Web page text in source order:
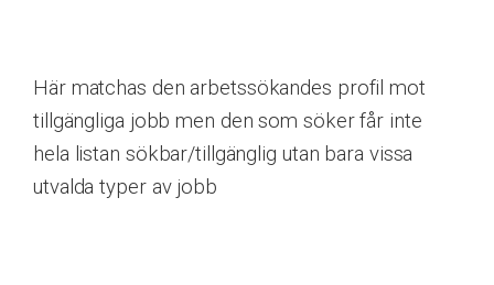
Här matchas den arbetssökandes profil mot
tillgängliga jobb men den som söker får inte
hela listan sökbar/tillgänglig utan bara vissa
utvalda typer av jobb